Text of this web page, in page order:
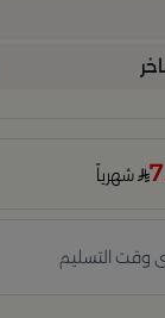
شهرياً
وقت التسليم